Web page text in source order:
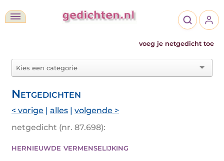
voeg je netgedicht toe
Netgedichten
< vorige | alles | volgende >
netgedicht (nr. 87.698):
hernieuwde vermenselijking